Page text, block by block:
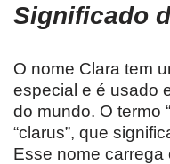
Significado
O nome Clara tem
especial e é usado
do mundo. O termo
“clarus”, que
Esse nome